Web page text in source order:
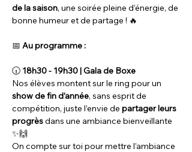
de la saison, une soirée pleine d’énergie, de
bonne humeur et de partage ! 🔥
📅 Au programme :
🕡 18h30 - 19h30 | Gala de Boxe
Nos élèves montent sur le ring pour un
show de fin d’année, sans esprit de
compétition, juste l’envie de partager leurs
progrès dans une ambiance bienveillante
✨🙌
On compte sur toi pour mettre l’ambiance